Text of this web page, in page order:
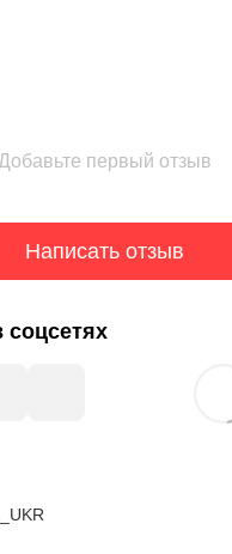
Добавьте первый отзыв
Написать отзыв
соцсетях